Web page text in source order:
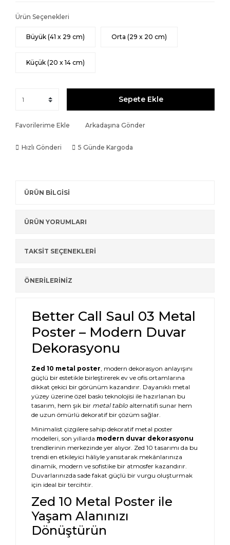
Ürün Seçenekleri
Büyük (41 x 29 cm) Orta (29 x 20 cm)
Küçük (20 x 14 cm)
Sepete Ekle
Favorilerime Ekle Arkadaşına Gönder
Hızlı Gönderi 5 Günde Kargoda
ÜRÜN BİLGİSİ
ÜRÜN YORUMLARI
TAKSİT SEÇENEKLERİ
ÖNERİLERİNİZ
Better Call Saul 03 Metal
Poster – Modern Duvar
Dekorasyonu
Zed 10 metal poster, modern dekorasyon anlayışını
güçlü bir estetikle birleştirerek ev ve ofis ortamlarına
dikkat çekici bir görünüm kazandırır. Dayanıklı metal
yüzey üzerine özel baskı teknolojisi ile hazırlanan bu
tasarım, hem şık bir metal tablo alternatifi sunar hem
de uzun ömürlü dekoratif bir çözüm sağlar.
Minimalist çizgilere sahip dekoratif metal poster
modelleri, son yıllarda modern duvar dekorasyonu
trendlerinin merkezinde yer alıyor. Zed 10 tasarımı da bu
trendi en etkileyici hâliyle yansıtarak mekânlarınıza
dinamik, modern ve sofistike bir atmosfer kazandırır.
Duvarlarınızda sade fakat güçlü bir vurgu oluşturmak
için ideal bir tercihtir.
Zed 10 Metal Poster ile
Yaşam Alanınızı
Dönüştürün